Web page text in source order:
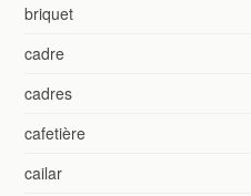
briquet
cadre
cadres
cafetière
cailar